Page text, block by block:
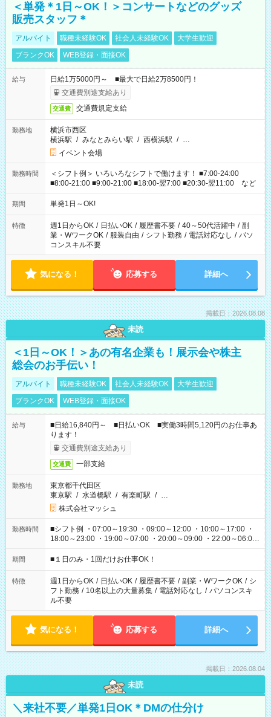
＜単発＊1日～OK！＞コンサートなどのグッズ
販売スタッフ＊
アルバイト 職種未経験OK 社会人未経験OK
大学生歓迎
ブランクOK
WEB登録・面接OK
給与
日給1万5000円～ ■最大で日給2万8500円！
交通費別途支給あり
交通費 交通費規定支給
勤務地
横浜市西区
横浜駅 / みなとみらい駅 / 西横浜駅 / …
イベント会場
勤務時間
＜シフト例＞ いろいろなシフトで働けます！ ■7:00-24:00
■8:00-21:00 ■9:00-21:00 ■18:00-翌7:00 ■20:30-翌11:00 など
期間 単発1日～OK!
特徴 週1日からOK / 日払いOK / 履歴書不要 / 40～50代活躍中 / 副
業・WワークOK / 服装自由 / シフト勤務 / 電話対応なし / パソ
コンスキル不要
気になる！ 応募する 詳細へ
掲載日：2026.08.08
未読
＜1日～OK！＞あの有名企業も！展示会や株主
総会のお手伝い！
アルバイト 職種未経験OK 社会人未経験OK
大学生歓迎
ブランクOK
WEB登録・面接OK
給与
■日給16,840円～ ■日払いOK ■実働3時間5,120円のお仕事あ
ります！
交通費別途支給あり
交通費 一部支給
勤務地
東京都千代田区
東京駅 / 水道橋駅 / 有楽町駅 / …
株式会社マッシュ
勤務時間
■シフト例 ・07:00～19:30 ・09:00～12:00 ・10:00～17:00 ・
18:00～23:00 ・19:00～07:00 ・20:00～09:00 ・22:00～06:00
etc ★最短で3時間で5,120円のお仕事から 15時間で2万円近く稼
げるお仕事も！ ご希望のお時間に合わせてご紹介！ ※シフトは
ください！
期間 ■１日のみ・1回だけお仕事OK！
特徴 週1日からOK / 日払いOK / 履歴書不要 / 副業・WワークOK / シ
フト勤務 / 10名以上の大量募集 / 電話対応なし / パソコンスキ
ル不要
気になる！ 応募する 詳細へ
掲載日：2026.08.04
未読
＼来社不要／単発1日OK＊DMの仕分け